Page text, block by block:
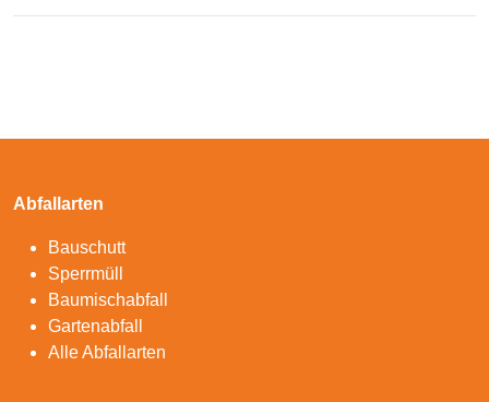
Abfallarten
Bauschutt
Sperrmüll
Baumischabfall
Gartenabfall
Alle Abfallarten